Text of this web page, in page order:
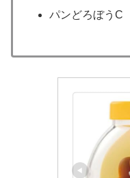
パンどろぼうC